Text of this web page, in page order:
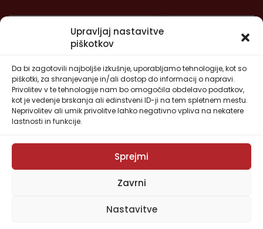
Upravljaj nastavitve
piškotkov
Da bi zagotovili najboljše izkušnje, uporabljamo tehnologije, kot so
piškotki, za shranjevanje in/ali dostop do informacij o napravi.
Privolitev v te tehnologije nam bo omogočila obdelavo podatkov,
kot je vedenje brskanja ali edinstveni ID-ji na tem spletnem mestu.
Neprivolitev ali umik privolitve lahko negativno vpliva na nekatere
lastnosti in funkcije.
Sprejmi
Zavrni
Nastavitve
Kograd IGEM| Izdelava: